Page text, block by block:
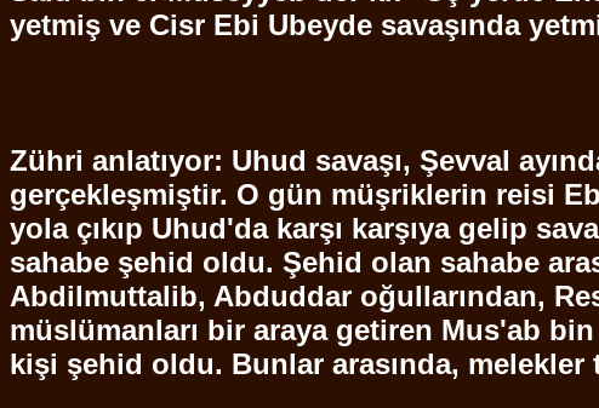
yetmiş ve Cisr Ebi Ubeyde savaşında
Zühri anlatıyor: Uhud savaşı, Şevval
gerçekleşmiştir. O gün müşriklerin reisi
yola çıkıp Uhud'dakarşı karşıya gelip
sahabe şehid oldu. Şehid olan sahabe
Abdilmuttalib, Abduddar oğullarından,
müslümanları bir araya getiren Mus'ab bin
kişi şehid oldu. Bunlar arasında, melekler